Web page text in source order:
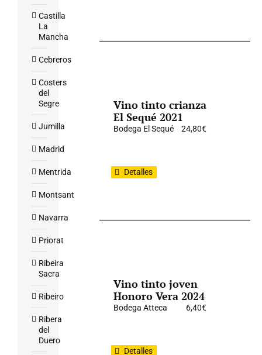
Vino tinto crianza
El Sequé 2021
Bodega El Sequé 24,80€
Detalles
Vino tinto joven
Honoro Vera 2024
Bodega Atteca 6,40€
Detalles
Castilla
La
Mancha
Cebreros
Costers
del
Segre
Jumilla
Madrid
Mentrida
Montsant
Navarra
Priorat
Ribeira
Sacra
Ribeiro
Ribera
del
Duero